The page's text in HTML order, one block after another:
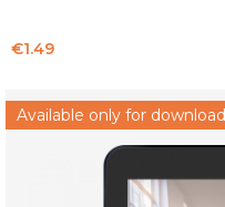
Price
€1.49
Available only for download